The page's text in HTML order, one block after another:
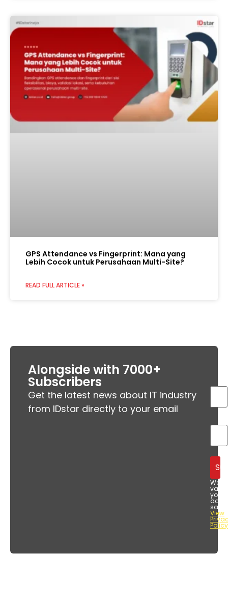
GPS Attendance vs Fingerprint: Mana yang
Lebih Cocok untuk Perusahaan Multi-Site?
READ FULL ARTICLE »
Alongside with 7000+
Subscribers
Get the latest news about IT industry
from IDstar directly to your email
We
value
your
data
View
Policy